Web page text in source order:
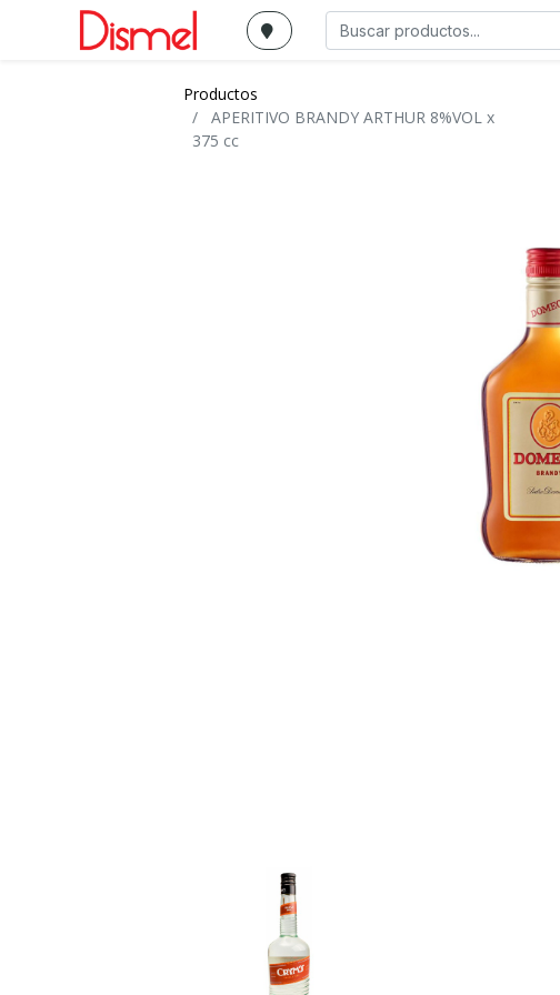
Productos
APERITIVO BRANDY ARTHUR 8%VOL x
375 cc